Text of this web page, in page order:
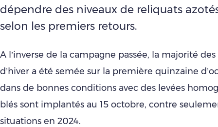
dépendre des niveaux de reliquats
selon les premiers retours.
A l’inverse de la campagne passée, la majorité des
d’hiver a été semée sur la première quinzaine
dans de bonnes conditions avec des levées
blés sont implantés au 15 octobre, contre
situations en 2024.